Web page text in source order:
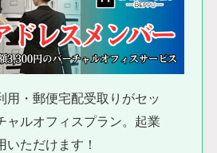
用・郵便宅配受取りがセッ
ャルオフィスプラン。起業
いただけます！